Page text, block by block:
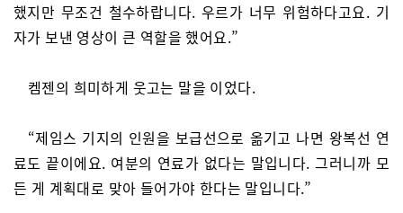
했지만 무조건 철수하랍니다. 우르가 너무 위험하다고요. 기
자가 보낸 영상이 큰 역할을 했어요.”
켐젠의 희미하게 웃고는 말을 이었다.
“제임스 기지의 인원을 보급선으로 옮기고 나면 왕복선 연
료도 끝이에요. 여분의 연료가 없다는 말입니다. 그러니까 모
든 게 계획대로 맞아 들어가야 한다는 말입니다.”